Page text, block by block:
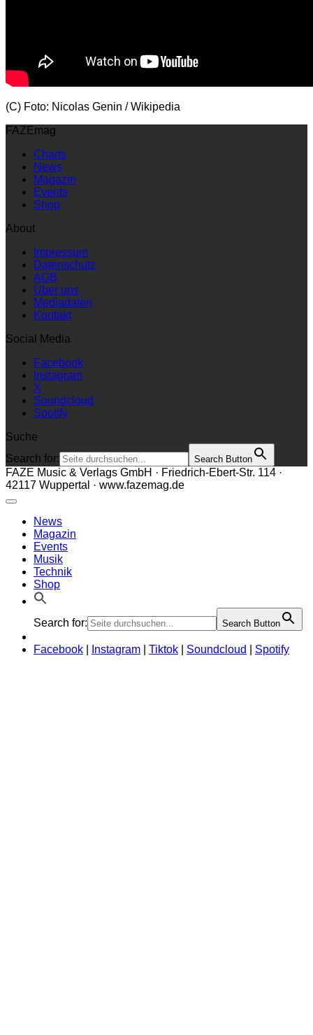
(C) Foto: Nicolas Genin / Wikipedia
FAZEmag
Charts
News
Magazin
Events
Shop
About
Impressum
Datenschutz
AGB
Über uns
Mediadaten
Kontakt
Social Media
Facebook
Instagram
X
Soundcloud
Spotify
Suche
Search for:
Search Button
FAZE Music & Verlags GmbH · Friedrich-Ebert-Str. 114 ·
42117 Wuppertal · www.fazemag.de
News
Magazin
Events
Musik
Technik
Shop
Search for: Search Button
Facebook Instagram Tiktok Soundcloud Spotify